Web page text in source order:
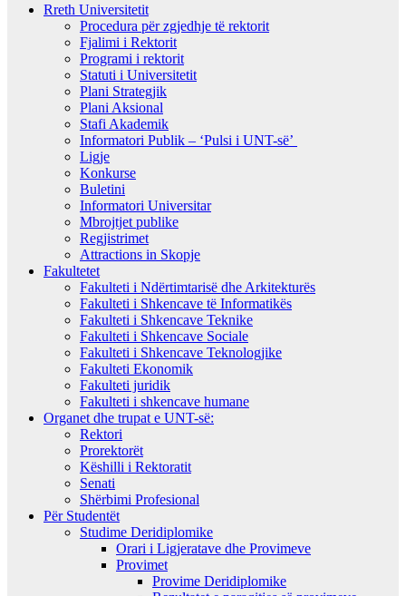
Rreth Universitetit
Procedura për zgjedhje të rektorit
Fjalimi i Rektorit
Programi i rektorit
Statuti i Universitetit
Plani Strategjik
Plani Aksional
Stafi Akademik
Informatori Publik – ‘Pulsi i UNT-së’
Ligje
Konkurse
Buletini
Informatori Universitar
Mbrojtjet publike
Regjistrimet
Attractions in Skopje
Fakultetet
Fakulteti i Ndërtimtarisë dhe Arkitekturës
Fakulteti i Shkencave të Informatikës
Fakulteti i Shkencave Teknike
Fakulteti i Shkencave Sociale
Fakulteti i Shkencave Teknologjike
Fakulteti Ekonomik
Fakulteti juridik
Fakulteti i shkencave humane
Organet dhe trupat e UNT-së:
Rektori
Prorektorët
Këshilli i Rektoratit
Senati
Shërbimi Profesional
Për Studentët
Studime Deridiplomike
Orari i Ligjeratave dhe Provimeve
Provimet
Provime Deridiplomike